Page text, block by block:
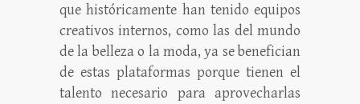
que históricamente han tenido equipos
creativos internos, como las del mundo
de la belleza o la moda, ya se benefician
de estas plataformas porque tienen el
talento necesario para aprovecharlas